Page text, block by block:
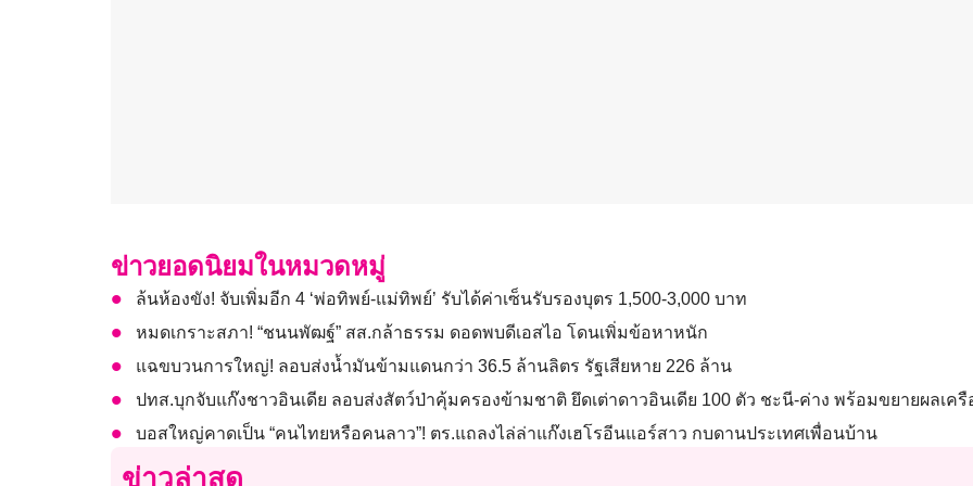
ข่าวยอดนิยมในหมวดหมู่
ล้นห้องขัง! จับเพิ่มอีก 4 ‘พ่อทิพย์-แม่ทิพย์’ รับได้ค่าเซ็นรับรองบุตร 1,500-3,000 บาท
หมดเกราะสภา! “ชนนพัฒฐ์” สส.กล้าธรรม ดอดพบดีเอสไอ โดนเพิ่มข้อหาหนัก
แฉขบวนการใหญ่! ลอบส่งน้ำมันข้ามแดนกว่า 36.5 ล้านลิตร รัฐเสียหาย 226 ล้าน
ปทส.บุกจับแก๊งชาวอินเดีย ลอบส่งสัตว์ป่าคุ้มครองข้ามชาติ ยึดเต่าดาวอินเดีย 100 ตัว ชะนี-ค่าง พร้อมขยายผลเครื
บอสใหญ่คาดเป็น “คนไทยหรือคนลาว”! ตร.แถลงไล่ล่าแก๊งเฮโรอีนแอร์สาว กบดานประเทศเพื่อนบ้าน
ข่าวล่าสุด